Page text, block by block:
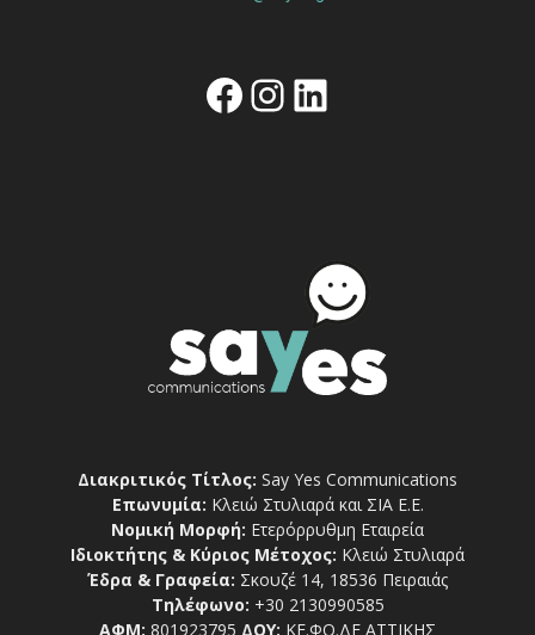
Facebook
Instagram
Linkedin
Διακριτικός Τίτλος: Say Yes Communications
Επωνυμία: Κλειώ Στυλιαρά και ΣΙΑ Ε.Ε.
Νομική Μορφή: Ετερόρρυθμη Εταιρεία
Ιδιοκτήτης & Κύριος Μέτοχος: Κλειώ Στυλιαρά
Έδρα & Γραφεία: Σκουζέ 14, 18536 Πειραιάς
Τηλέφωνο: +30 2130990585
ΑΦΜ: 801923795 ΔΟΥ: ΚΕ.ΦΟ.ΔΕ ΑΤΤΙΚΗΣ